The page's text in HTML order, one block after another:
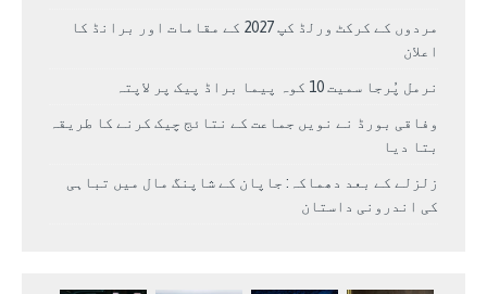
مردوں کے کرکٹ ورلڈ کپ 2027 کے مقامات اور برانڈ کا
اعلان
نرمل پُرجا سمیت 10 کوہ پیما براڈ پیک پر لاپتہ
وفاقی بورڈ نے نویں جماعت کے نتائج چیک کرنے کا طریقہ
بتا دیا
زلزلے کے بعد دھماکہ: جاپان کے شاپنگ مال میں تباہی
کی اندرونی داستان